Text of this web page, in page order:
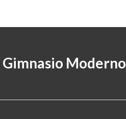
Moderno